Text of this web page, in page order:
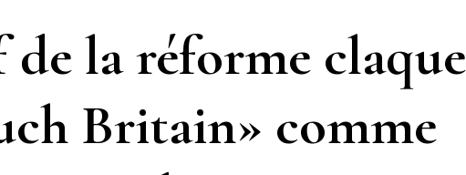
de la réforme claque
Britain» comme